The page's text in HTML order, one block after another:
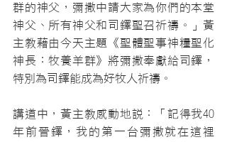
群的神父，彌撒中請大家為你們的本堂
神父、所有神父和司鐸聖召祈禱。」黃
主教藉由今天主題《聖體聖事神糧聖化
神長：牧養羊群》將彌撒奉獻給司鐸，
特別為司鐸能成為好牧人祈禱。
講道中，黃主教感動地說：「記得我40
年前晉鐸，我的第一台彌撒就在這裡